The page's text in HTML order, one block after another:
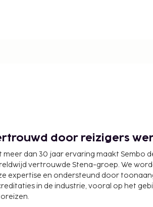
door reizigers
meer dan 30 jaar ervaring maakt Sembo
vertrouwde Stena-groep. We
expertise en ondersteund door
in de industrie, vooral op het